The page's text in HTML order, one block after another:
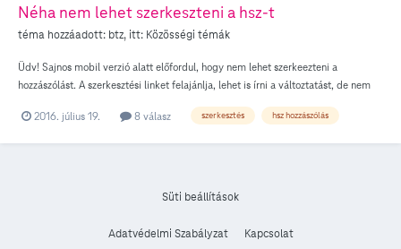
Néha nem lehet szerkeszteni a hsz-t
téma hozzáadott: btz, itt: Közösségi témák
Üdv! Sajnos mobil verzió alatt előfordul, hogy nem lehet szerkeezteni a
hozzászólást. A szerkesztési linket felajánlja, lehet is írni a változtatást, de nem
böngészővel belépve sem. Eddig random jön elő ez a hiba. Update: Asztali
2016. július 19. 8 válasz szerkesztés hsz hozzászólás
Süti beállítások
Adatvédelmi Szabályzat Kapcsolat